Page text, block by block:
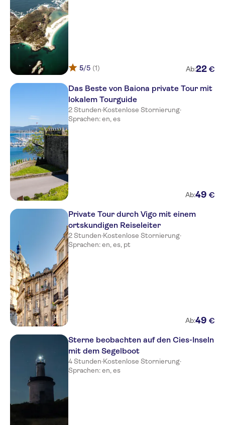
5/5 (1) Ab:22 €
Das Beste von Baiona private Tour mit
lokalem Tourguide
2 Stunden·Kostenlose Stornierung·
Sprachen: en, es
Ab:49 €
Private Tour durch Vigo mit einem
ortskundigen Reiseleiter
2 Stunden·Kostenlose Stornierung·
Sprachen: en, es, pt
Ab:49 €
Sterne beobachten auf den Cies-Inseln
mit dem Segelboot
4 Stunden·Kostenlose Stornierung·
Sprachen: en, es